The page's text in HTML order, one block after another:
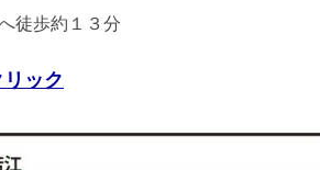
徒歩約１３分
ック